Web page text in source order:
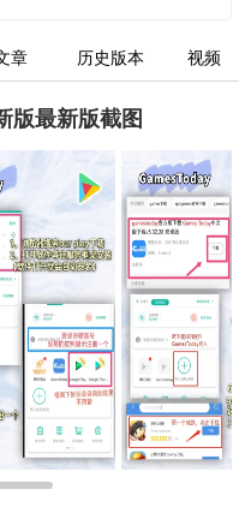
章 历史版本 视频
版最新版截图